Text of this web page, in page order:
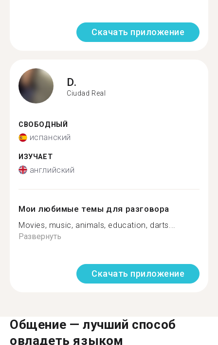
Скачать приложение
D.
Ciudad Real
СВОБОДНЫЙ
испанский
ИЗУЧАЕТ
английский
Мои любимые темы для разговора
Movies, music, animals, education, darts...
Развернуть
Скачать приложение
Общение — лучший способ
овладеть языком